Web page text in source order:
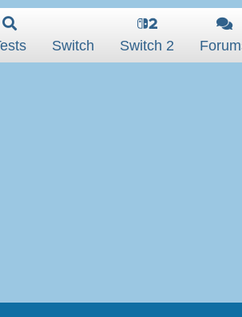
Switch Switch 2